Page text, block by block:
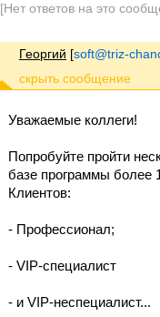
[Нет ответов на это
Георгий [soft@triz-
Уважаемые коллеги!
Попробуйте пройти
базе программы более
Клиентов:
- Профессионал;
- VIP-специалист
- и VIP-неспециалист...